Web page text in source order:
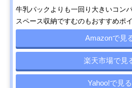
牛乳パックよりも一回り大きいコン
スペース収納ですむのもおすすめポ
Amazonで見
楽天市場で見
Yahoo!で見る